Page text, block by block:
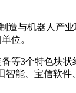
造与机器人产
位。
等3个特色块状
能、宝信软